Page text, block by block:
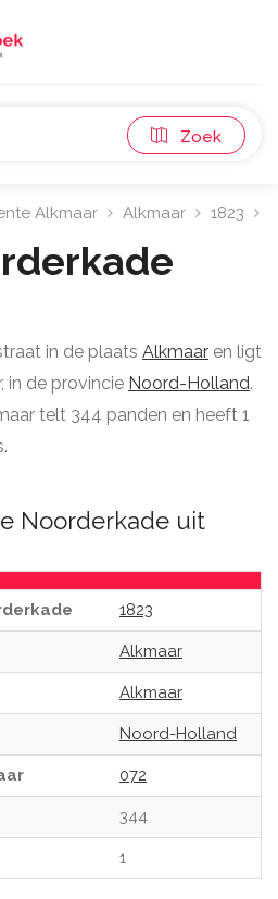
Zoek
Alkmaar Alkmaar 1823
in de plaats Alkmaar en ligt
in de provincie Noord-Holland.
telt 344 panden en heeft 1
Noorderkade uit
1823
Alkmaar
Alkmaar
Noord-Holland
072
344
1